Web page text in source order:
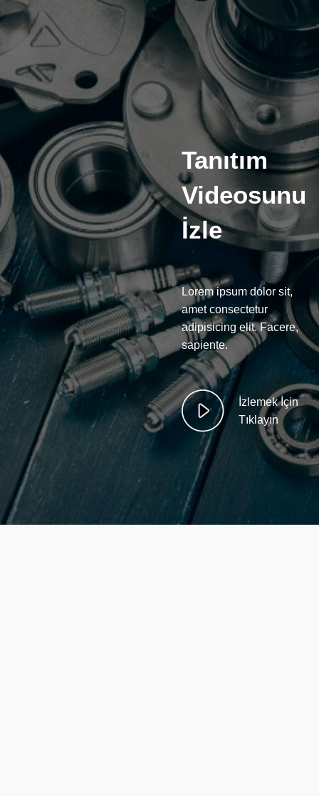
Tanıtım
Videosunu
İzle
Lorem ipsum dolor sit,
amet consectetur
adipisicing elit. Facere,
sapiente.
İzlemek İçin
Tıklayın